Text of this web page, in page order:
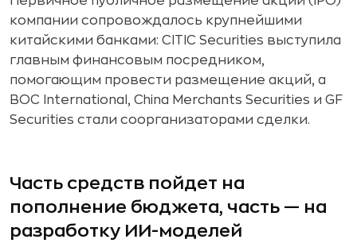
компании сопровождалось крупнейшими
китайскими банками: CITIC Securities выступила
главным финансовым посредником,
помогающим провести размещение акций, а
BOC International, China Merchants Securities и GF
Securities стали соорганизаторами сделки.
Часть средств пойдет на
пополнение бюджета, часть — на
разработку ИИ-моделей